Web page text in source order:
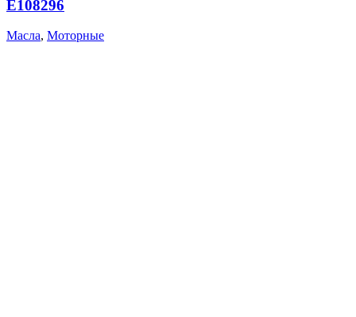
E108296
Масла, Моторные